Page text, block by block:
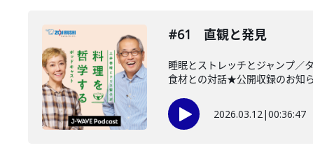
#61 直観と発見
睡眠とストレッチとジャンプ／
食材との対話★公開収録のお知
2026.03.12|00:36:47